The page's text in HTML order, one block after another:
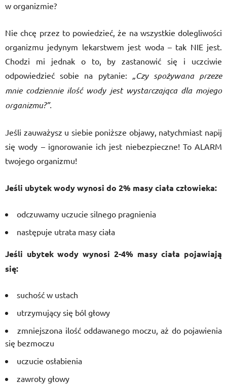
w organizmie?
Nie chcę przez to powiedzieć, że na wszystkie dolegliwości
organizmu jedynym lekarstwem jest woda – tak NIE jest.
Chodzi mi jednak o to, by zastanowić się i uczciwie
odpowiedzieć sobie na pytanie: „Czy spożywana przeze
mnie codziennie ilość wody jest wystarczająca dla mojego
organizmu?”.
Jeśli zauważysz u siebie poniższe objawy, natychmiast napij
się wody – ignorowanie ich jest niebezpieczne! To ALARM
twojego organizmu!
Jeśli ubytek wody wynosi do 2% masy ciała człowieka:
odczuwamy uczucie silnego pragnienia
następuje utrata masy ciała
Jeśli ubytek wody wynosi 2-4% masy ciała pojawiają
się:
suchość w ustach
utrzymujący się ból głowy
zmniejszona ilość oddawanego moczu, aż do pojawienia
się bezmoczu
uczucie osłabienia
zawroty głowy